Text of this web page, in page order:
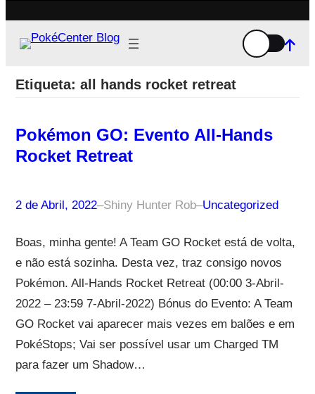
Etiqueta: all hands rocket retreat
Pokémon GO: Evento All-Hands
Rocket Retreat
2 de Abril, 2022–Shiny Hunter Rob–Uncategorized
Boas, minha gente! A Team GO Rocket está de volta,
e não está sozinha. Desta vez, traz consigo novos
Pokémon. All-Hands Rocket Retreat (00:00 3-Abril-
2022 – 23:59 7-Abril-2022) Bónus do Evento: A Team
GO Rocket vai aparecer mais vezes em balões e em
PokéStops; Vai ser possível usar um Charged TM
para fazer um Shadow…